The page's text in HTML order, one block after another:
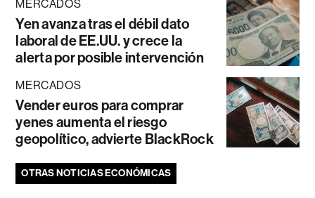
MERCADOS
Yen avanza tras el débil dato
laboral de EE.UU. y crece la
alerta por posible intervención
MERCADOS
Vender euros para comprar
yenes aumenta el riesgo
geopolítico, advierte BlackRock
OTRAS NOTICIAS ECONÓMICAS